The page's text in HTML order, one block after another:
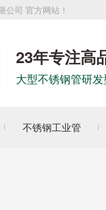
公司 官方网站！
23年专注高
大型不锈钢管研
不锈钢工业管